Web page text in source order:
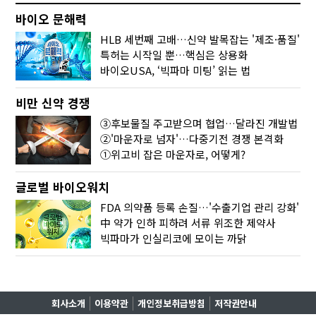
바이오 문해력
HLB 세번째 고배…신약 발목잡는 '제조·품질'
특허는 시작일 뿐…핵심은 상용화
바이오USA, ‘빅파마 미팅’ 읽는 법
비만 신약 경쟁
③후보물질 주고받으며 협업…달라진 개발법
②'마운자로 넘자'…다중기전 경쟁 본격화
①위고비 잡은 마운자로, 어떻게?
글로벌 바이오워치
FDA 의약품 등록 손질…'수출기업 관리 강화'
中 약가 인하 피하려 서류 위조한 제약사
빅파마가 인실리코에 모이는 까닭
회사소개 이용약관 개인정보취급방침 저작권안내